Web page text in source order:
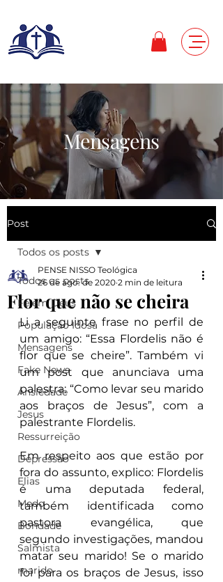
Mensagens
Post
Todos os posts
Fé em Deus
População Idosa
Mensagens
Fake News
Ansiedade
Jesus
Ressurreição
Depressão
Elias
Medo
Bondade
Salmista
marido
Todos os posts
Flor que não se cheira
PENSE NISSO Teológica
26 de ago. de 2020 2 min de leitura
Li a seguinte frase no perfil de
um amigo: “Essa Flordelis não é
flor que se cheire”. Também vi
um post que anunciava uma
palestra: “Como levar seu marido
aos braços de Jesus”, com a
palestrante Flordelis.
Em respeito aos que estão por
fora do assunto, explico: Flordelis
é uma deputada federal,
também identificada como
pastora evangélica, que
segundo investigações, mandou
matar seu marido! Se o marido
foi para os braços de Jesus, isso